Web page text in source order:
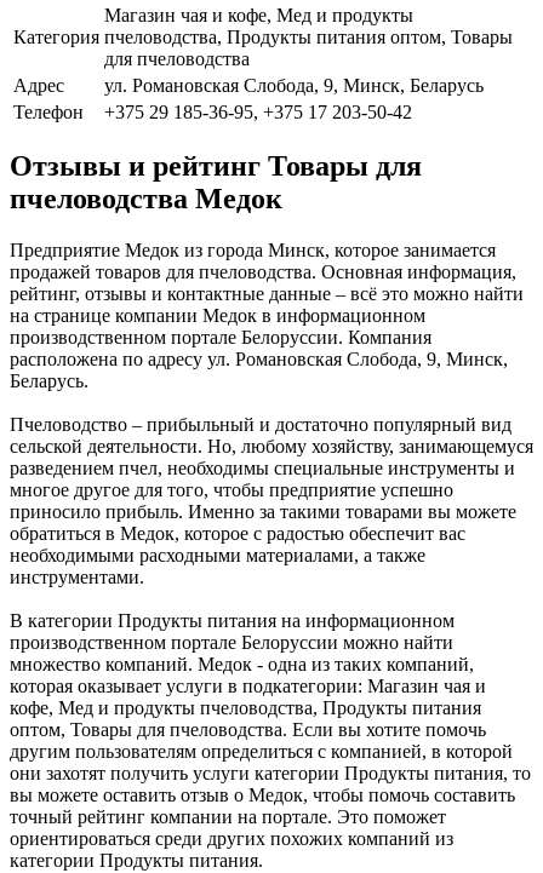
Категория
Магазин чая и кофе, Мед и продукты
пчеловодства, Продукты питания оптом, Товары
для пчеловодства
Адрес
ул. Романовская Слобода, 9, Минск, Беларусь
Телефон
+375 29 185-36-95, +375 17 203-50-42
Отзывы и рейтинг Товары для
пчеловодства Медок
Предприятие Медок из города Минск, которое занимается
продажей товаров для пчеловодства. Основная информация,
рейтинг, отзывы и контактные данные – всё это можно найти
на странице компании Медок в информационном
производственном портале Белоруссии. Компания
расположена по адресу ул. Романовская Слобода, 9, Минск,
Беларусь.
Пчеловодство – прибыльный и достаточно популярный вид
сельской деятельности. Но, любому хозяйству, занимающемуся
разведением пчел, необходимы специальные инструменты и
многое другое для того, чтобы предприятие успешно
приносило прибыль. Именно за такими товарами вы можете
обратиться в Медок, которое с радостью обеспечит вас
необходимыми расходными материалами, а также
инструментами.
В категории Продукты питания на информационном
производственном портале Белоруссии можно найти
множество компаний. Медок - одна из таких компаний,
которая оказывает услуги в подкатегории: Магазин чая и
кофе, Мед и продукты пчеловодства, Продукты питания
оптом, Товары для пчеловодства. Если вы хотите помочь
другим пользователям определиться с компанией, в которой
они захотят получить услуги категории Продукты питания, то
вы можете оставить отзыв о Медок, чтобы помочь составить
точный рейтинг компании на портале. Это поможет
ориентироваться среди других похожих компаний из
категории Продукты питания.